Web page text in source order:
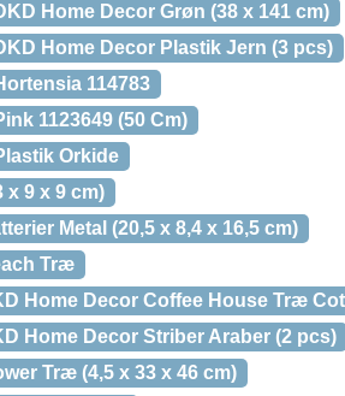
Home Decor Grøn (38 x 141 cm)
Home Decor Plastik Jern (3 pcs)
114783
1123649 (50 Cm)
Orkide
x 9 x 9 cm)
Metal (20,5 x 8,4 x 16,5 cm)
Træ
Home Decor Coffee House Træ
Home Decor Striber Araber (2 pcs)
Træ (4,5 x 33 x 46 cm)